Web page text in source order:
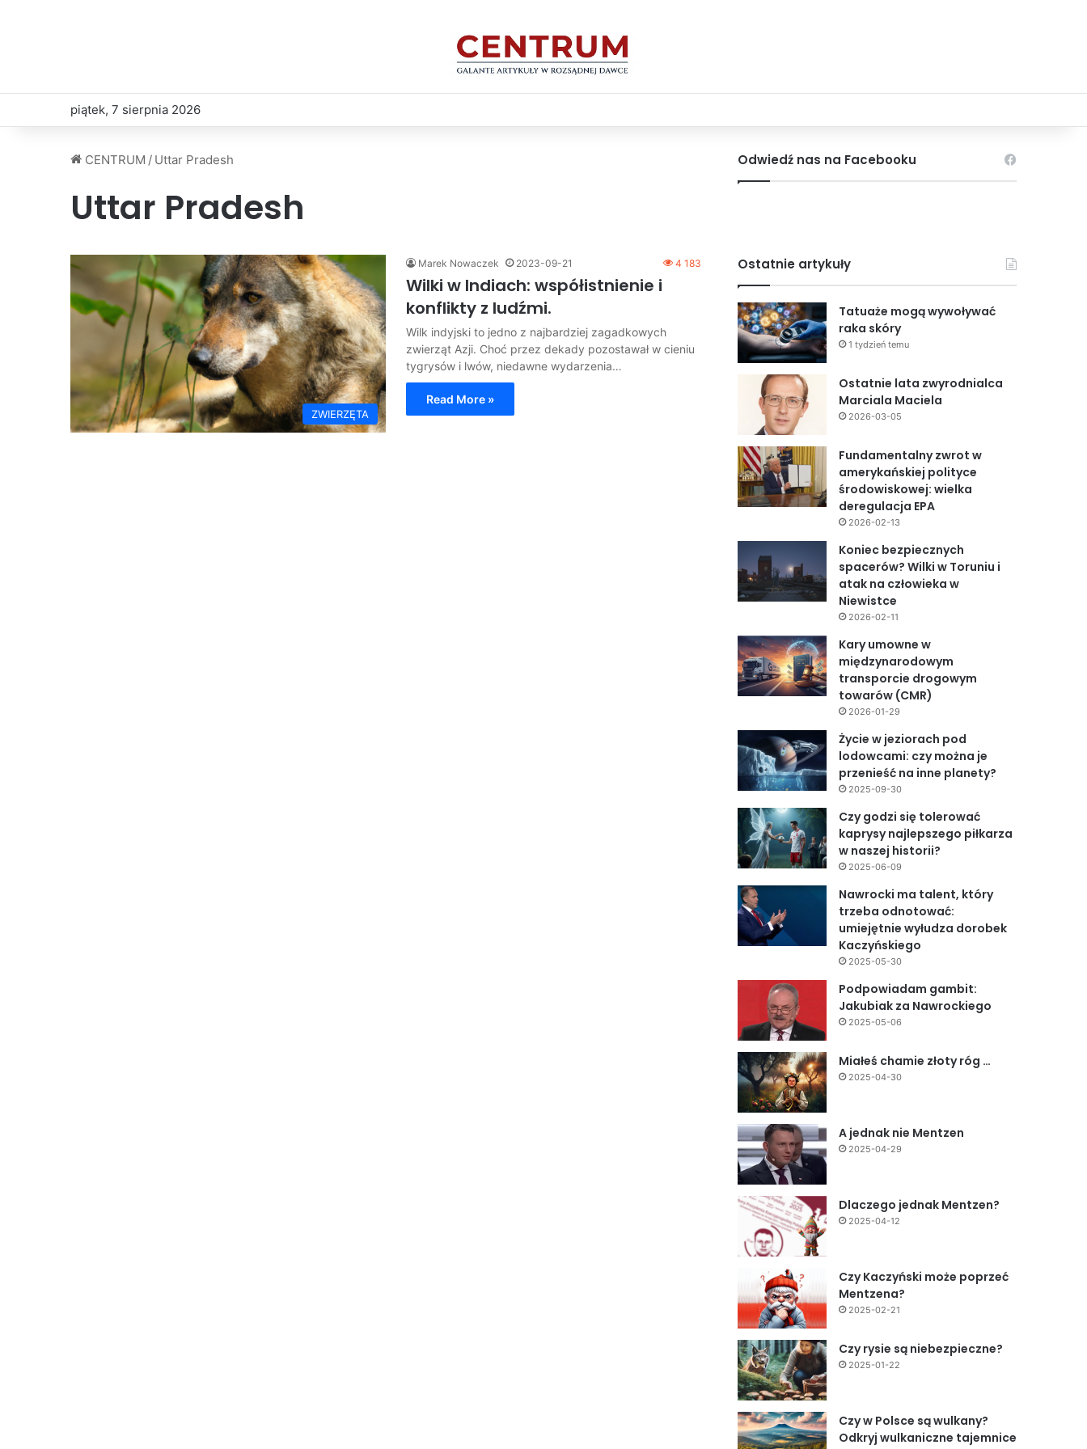
piątek, 7 sierpnia 2026
CENTRUM / Uttar Pradesh
Uttar Pradesh
ZWIERZĘTA
Marek Nowaczek 2023-09-21 4 183
Wilki w Indiach: współistnienie i
konflikty z ludźmi.
Wilk indyjski to jedno z najbardziej zagadkowych
zwierząt Azji. Choć przez dekady pozostawał w cieniu
tygrysów i lwów, niedawne wydarzenia…
Read More »
Odwiedź nas na Facebooku
Ostatnie artykuły
Tatuaże mogą wywoływać
raka skóry
1 tydzień temu
Ostatnie lata zwyrodnialca
Marciala Maciela
2026-03-05
Fundamentalny zwrot w
amerykańskiej polityce
środowiskowej: wielka
deregulacja EPA
2026-02-13
Koniec bezpiecznych
spacerów? Wilki w Toruniu i
atak na człowieka w
Niewistce
2026-02-11
Kary umowne w
międzynarodowym
transporcie drogowym
towarów (CMR)
2026-01-29
Życie w jeziorach pod
lodowcami: czy można je
przenieść na inne planety?
2025-09-30
Czy godzi się tolerować
kaprysy najlepszego piłkarza
w naszej historii?
2025-06-09
Nawrocki ma talent, który
trzeba odnotować:
umiejętnie wyłudza dorobek
Kaczyńskiego
2025-05-30
Podpowiadam gambit:
Jakubiak za Nawrockiego
2025-05-06
Miałeś chamie złoty róg …
2025-04-30
A jednak nie Mentzen
2025-04-29
Dlaczego jednak Mentzen?
2025-04-12
Czy Kaczyński może poprzeć
Mentzena?
2025-02-21
Czy rysie są niebezpieczne?
2025-01-22
Czy w Polsce są wulkany?
Odkryj wulkaniczne tajemnice